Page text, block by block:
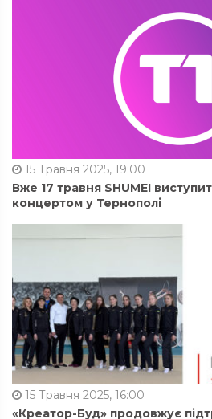
15 Травня 2025, 19:00
Вже 17 травня SHUMEI
концертом у Тернополі
15 Травня 2025, 16:00
«Креатор-Буд» продовжує